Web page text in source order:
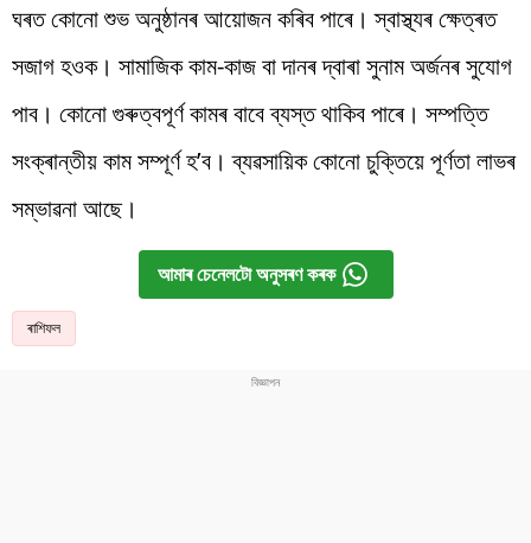
ঘৰত কোনো শুভ অনুষ্ঠানৰ আয়োজন কৰিব পাৰে। স্বাস্থ্যৰ ক্ষেত্ৰত
সজাগ হওক। সামাজিক কাম-কাজ বা দানৰ দ্বাৰা সুনাম অৰ্জনৰ সুযোগ
পাব। কোনো গুৰুত্বপূৰ্ণ কামৰ বাবে ব্যস্ত থাকিব পাৰে। সম্পত্তি
সংক্ৰান্তীয় কাম সম্পূৰ্ণ হ’ব। ব্যৱসায়িক কোনো চুক্তিয়ে পূৰ্ণতা লাভৰ
সম্ভাৱনা আছে।
আমাৰ চেনেলটো অনুসৰণ কৰক
ৰাশিফল